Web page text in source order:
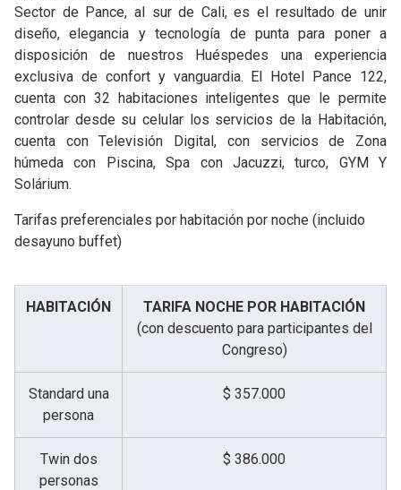
Sector de Pance, al sur de Cali, es el resultado de unir
diseño, elegancia y tecnología de punta para poner a
disposición de nuestros Huéspedes una experiencia
exclusiva de confort y vanguardia. El Hotel Pance 122,
cuenta con 32 habitaciones inteligentes que le permite
controlar desde su celular los servicios de la Habitación,
cuenta con Televisión Digital, con servicios de Zona
húmeda con Piscina, Spa con Jacuzzi, turco, GYM Y
Solárium.
Tarifas preferenciales por habitación por noche (incluido
desayuno buffet)
HABITACIÓN
TARIFA NOCHE POR HABITACIÓN
(con descuento para participantes del
Congreso)
Standard una
persona
$ 357.000
Twin dos
personas
$ 386.000